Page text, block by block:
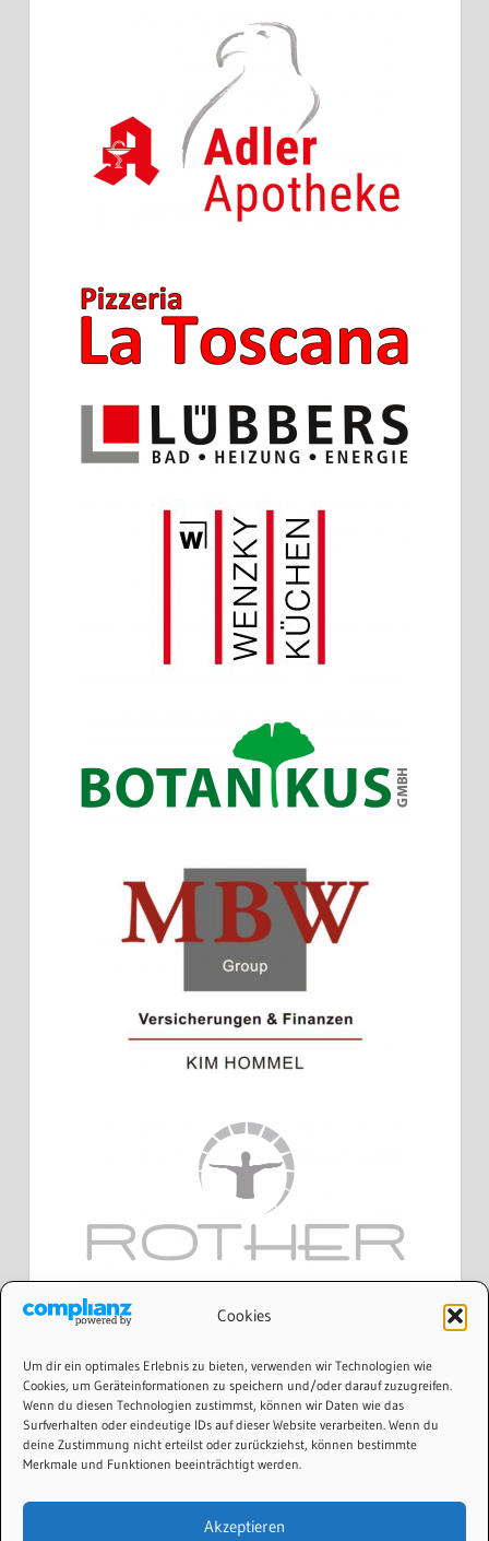
Cookies
Um dir ein optimales Erlebnis zu bieten, verwenden wir Technologien wie
Cookies, um Geräteinformationen zu speichern und/oder darauf zuzugreifen.
Wenn du diesen Technologien zustimmst, können wir Daten wie das
Surfverhalten oder eindeutige IDs auf dieser Website verarbeiten. Wenn du
deine Zustimmung nicht erteilst oder zurückziehst, können bestimmte
Merkmale und Funktionen beeinträchtigt werden.
Akzeptieren